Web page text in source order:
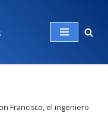
Francisco, el ingeniero